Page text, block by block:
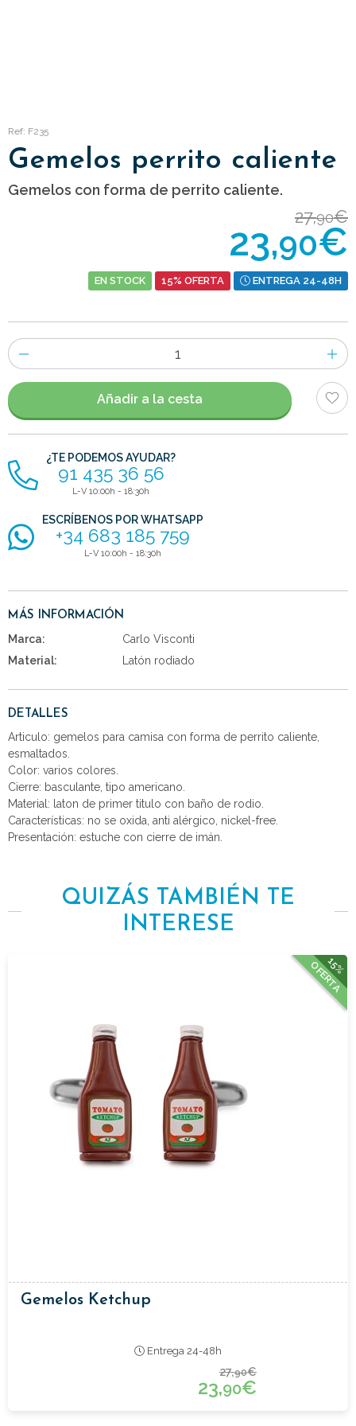
Ref: F235
Gemelos perrito caliente
Gemelos con forma de perrito caliente.
27,90€
23,90€
EN STOCK 15% OFERTA ENTREGA 24-48H
Número
de
artículos
Añadir a la cesta
¿TE PODEMOS AYUDAR?
91 435 36 56
L-V 10:00h - 18:30h
ESCRÍBENOS POR WHATSAPP
+34 683 185 759
L-V 10:00h - 18:30h
MÁS INFORMACIÓN
Marca:
Carlo Visconti
Material:
Latón rodiado
DETALLES
Articulo: gemelos para camisa con forma de perrito caliente,
esmaltados.
Color: varios colores.
Cierre: basculante, tipo americano.
Material: laton de primer titulo con baño de rodio.
Características: no se oxida, anti alérgico, nickel-free.
Presentación: estuche con cierre de imán.
QUIZÁS TAMBIÉN TE
INTERESE
15%
OFERTA
Gemelos Ketchup
Entrega 24-48h
27,90€
23,90€